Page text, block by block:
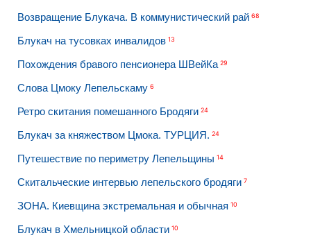
Возвращение Блукача. В коммунистический рай 68
Блукач на тусовках инвалидов 13
Похождения бравого пенсионера ШВейКа 29
Слова Цмоку Лепельскаму 6
Ретро скитания помешанного Бродяги 24
Блукач за княжеством Цмока. ТУРЦИЯ. 24
Путешествие по периметру Лепельщины 14
Скитальческие интервью лепельского бродяги 7
ЗОНА. Киевщина экстремальная и обычная 10
Блукач в Хмельницкой области 10